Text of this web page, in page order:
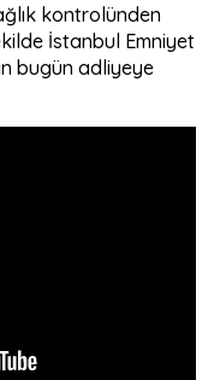
kontrolünden
İstanbul Emniyet
bugün adliyeye